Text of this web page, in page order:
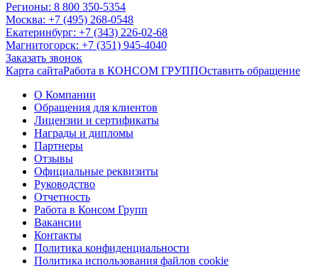
Регионы: 8 800 350-5354
Москва: +7 (495) 268-0548
Екатеринбург: +7 (343) 226-02-68
Магнитогорск: +7 (351) 945-4040
Заказать звонок
Карта сайтаРабота в КОНСОМ ГРУППОставить обращение
О Компании
Обращения для клиентов
Лицензии и сертификаты
Награды и дипломы
Партнеры
Отзывы
Официальные реквизиты
Руководство
Отчетность
Работа в Консом Групп
Вакансии
Контакты
Политика конфиденциальности
Политика использования файлов cookie